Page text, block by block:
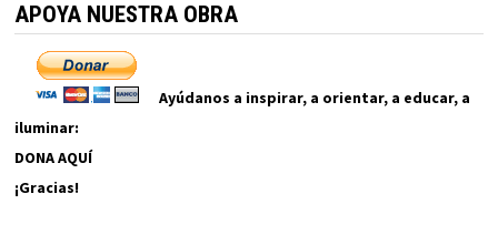
APOYA NUESTRA OBRA
Ayúdanos a inspirar, a orientar, a educar, a
iluminar:
DONA AQUÍ
¡Gracias!